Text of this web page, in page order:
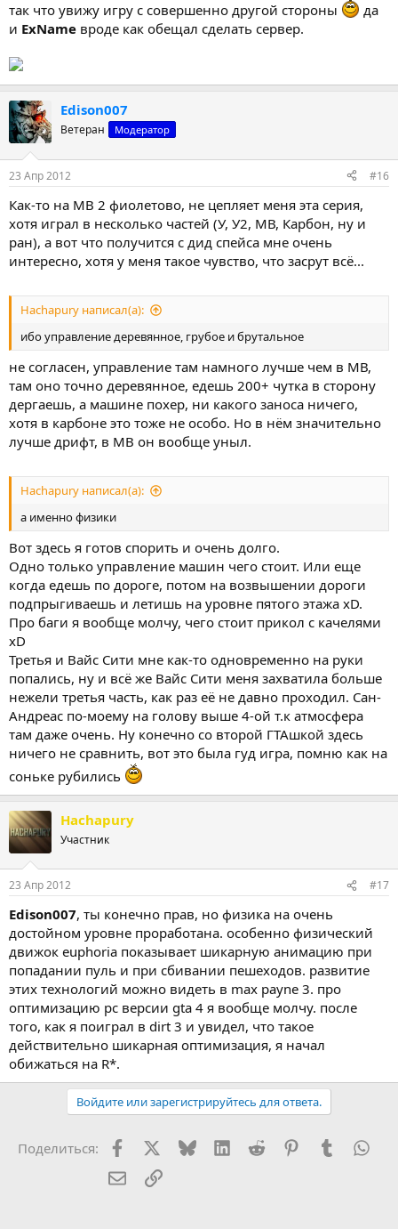
так что увижу игру с совершенно другой стороны
да
и ExName вроде как обещал сделать сервер.
Edison007
Ветеран Модератор
23 Апр 2012 #16
Как-то на МВ 2 фиолетово, не цепляет меня эта серия,
хотя играл в несколько частей (У, У2, МВ, Карбон, ну и
ран), а вот что получится с дид спейса мне очень
интересно, хотя у меня такое чувство, что засрут всё...
Hachapury написал(а):
ибо управление деревянное, грубое и брутальное
не согласен, управление там намного лучше чем в МВ,
там оно точно деревянное, едешь 200+ чутка в сторону
дергаешь, а машине похер, ни какого заноса ничего,
хотя в карбоне это тоже не особо. Но в нём значительно
лучше дрифт, в МВ он вообще уныл.
Hachapury написал(а):
а именно физики
Вот здесь я готов спорить и очень долго.
Одно только управление машин чего стоит. Или еще
когда едешь по дороге, потом на возвышении дороги
подпрыгиваешь и летишь на уровне пятого этажа xD.
Про баги я вообще молчу, чего стоит прикол с качелями
хD
Третья и Вайс Сити мне как-то одновременно на руки
попались, ну и всё же Вайс Сити меня захватила больше
нежели третья часть, как раз её не давно проходил. Сан-
Андреас по-моему на голову выше 4-ой т.к атмосфера
там даже очень. Ну конечно со второй ГТАшкой здесь
ничего не сравнить, вот это была гуд игра, помню как на
соньке рубились
Hachapury
Участник
23 Апр 2012 #17
Edison007, ты конечно прав, но физика на очень
достойном уровне проработана. особенно физический
движок euphoria показывает шикарную анимацию при
попадании пуль и при сбивании пешеходов. развитие
этих технологий можно видеть в max payne 3. про
оптимизацию pc версии gta 4 я вообще молчу. после
того, как я поиграл в dirt 3 и увидел, что такое
действительно шикарная оптимизация, я начал
обижаться на R*.
Войдите или зарегистрируйтесь для ответа.
Поделиться: FacebookX (Twitter)
BlueskyLinkedInReddit PinterestTumblr
Электронная почта
Ссылка